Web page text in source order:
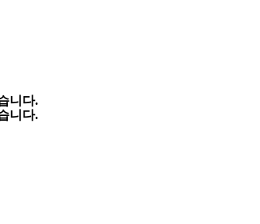
니다.
니다.